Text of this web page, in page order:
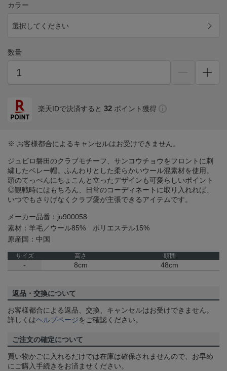
カラー
選択してください
数量
楽天IDで決済すると 32 ポイント獲得
※ お客様都合によるキャンセルはお受けできません。
ジュビロ磐田のクラブモチーフ、サンコウチョウをフロントに刺
繍したベレー帽。ふんわりとした柔らかいウール混素材を使用。
頭のてっぺんにちょこんと立ったデザインも可愛らしいポイント
◎観戦時にはもちろん、日常のコーディネートに取り入れれば、
いつでもさりげなくクラブ愛が主張できるアイテムです。
メーカー品番：ju900058
素材：羊毛／ウール85% ポリエステル15%
原産国：中国
サイズ 高さ 頭囲
- 8cm 48cm
返品・交換について
お客様都合による返品、交換、キャンセルはお受けできません。
詳しくはヘルプページをご確認ください。
ご注文の確定について
買い物かごに入れるだけでは在庫は確保されませんので、お早め
にご購入手続きをお済ませください。